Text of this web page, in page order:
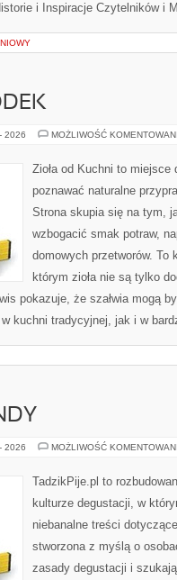
i Inspiracje Czytelników i
2026 MOŻLIWOŚĆ
Zioła od Kuchni to
poznawać naturalne
Strona skupia się na tym,
wzbogacić smak potraw,
domowych przetworów. To
którym zioła nie są tylko
pokazuje, że szałwia mogą
kuchni tradycyjnej, jak i w
2026 MOŻLIWOŚĆ
TadzikPije.pl to
kulturze degustacji, w
niebanalne treści
stworzona z myślą o
zasady degustacji i